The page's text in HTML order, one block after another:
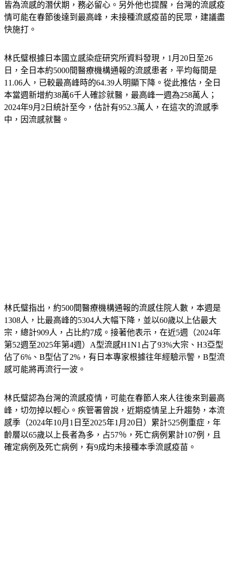
氏璧在臉書粉專呼籲，春節期間從日本回台的國人們，4天內
皆為流感的潛伏期，務必留心。另外他也提醒，台灣的流感疫
情可能在春節後達到最高峰，未接種流感疫苗的民眾，建議盡
林氏璧根據日本國立感染症研究所資料發現，1月20日至26
日，全日本約5000間醫療機構通報的流感患者，平均每間是
11.06人，已較最高峰時的64.39人明顯下降。從此推估，全日
本當週新增約38萬6千人確診就醫，最高峰一週為258萬人；
2024年9月2日統計至今，估計有952.3萬人，在這次的流感季
林氏璧指出，約500間醫療機構通報的流感住院人數，本週是
1308人，比最高峰的5304人大幅下降，並以60歲以上佔最大
宗，總計909人，占比約7成。接著他表示，在近5週（2024年
第52週至2025年第4週）A型流感H1N1占了93%大宗、H3亞型
佔了6%、B型佔了2%，有日本專家根據往年經驗示警，B型流
林氏璧認為台灣的流感疫情，可能在春節人來人往後來到最高
峰，切勿掉以輕心。疾管署曾說，近期疫情呈上升趨勢，本流
感季（2024年10月1日至2025年1月20日）累計525例重症，年
齡層以65歲以上長者為多，占57％，死亡病例累計107例，且